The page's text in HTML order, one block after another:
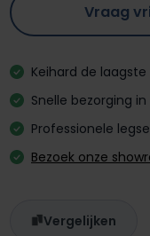
Vraag
Keihard de
Snelle bezorging
Professionele
Bezoek onze
Vergelijken